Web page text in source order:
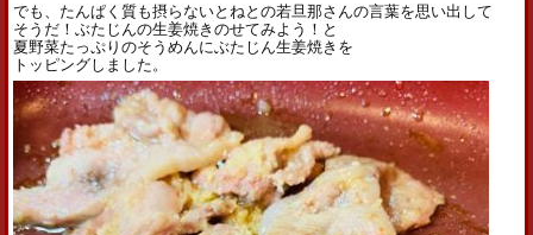
でも、たんぱく質も摂らないとねとの若旦那さんの言葉を思い出して
そうだ！ぶたじんの生姜焼きのせてみよう！と
夏野菜たっぷりのそうめんにぶたじん生姜焼きを
トッピングしました。